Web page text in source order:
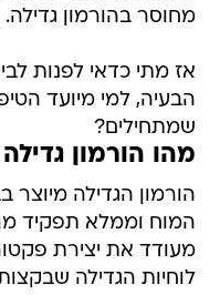
מחוסר בהורמון גדילה.
אז מתי כדאי לפנות
הבעיה, למי מיועד
שמתחילים?
מהו הורמון
הורמון הגדילה
המוח וממלא תפקיד
לוחיות הגדילה